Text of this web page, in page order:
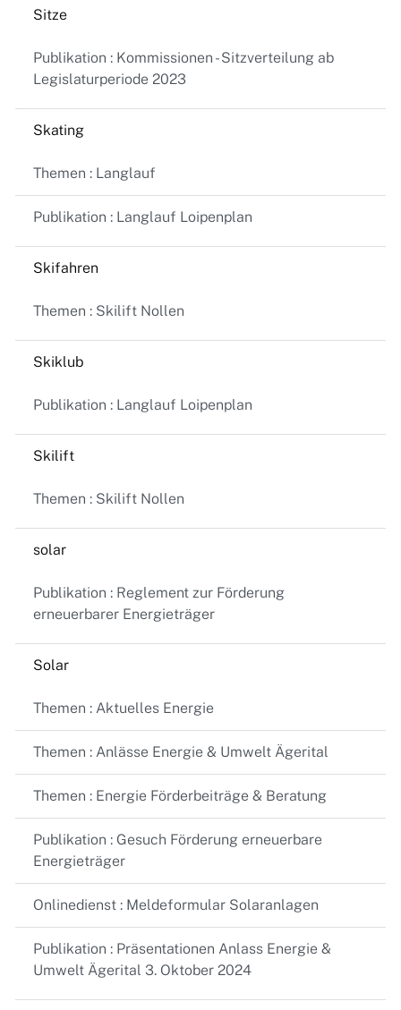
Sitze
Publikation : Kommissionen - Sitzverteilung ab
Legislaturperiode 2023
Skating
Themen : Langlauf
Publikation : Langlauf Loipenplan
Skifahren
Themen : Skilift Nollen
Skiklub
Publikation : Langlauf Loipenplan
Skilift
Themen : Skilift Nollen
solar
Publikation : Reglement zur Förderung
erneuerbarer Energieträger
Solar
Themen : Aktuelles Energie
Themen : Anlässe Energie & Umwelt Ägerital
Themen : Energie Förderbeiträge & Beratung
Publikation : Gesuch Förderung erneuerbare
Energieträger
Onlinedienst : Meldeformular Solaranlagen
Publikation : Präsentationen Anlass Energie &
Umwelt Ägerital 3. Oktober 2024